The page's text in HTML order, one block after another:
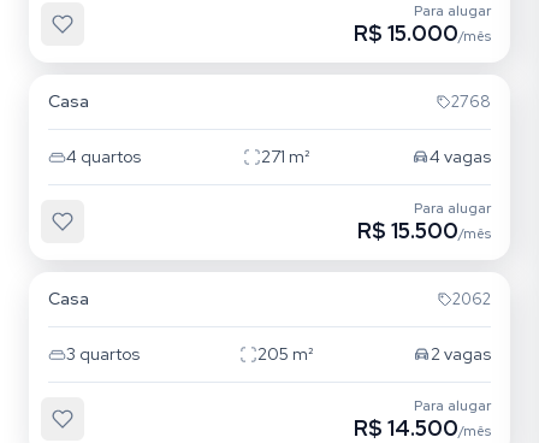
Para alugar
R$ 15.000/mês
Casa 2768
4 quartos 271 m² 4 vagas
Para alugar
R$ 15.500/mês
Casa 2062
3 quartos 205 m² 2vagas
Para alugar
R$ 14.500/mês